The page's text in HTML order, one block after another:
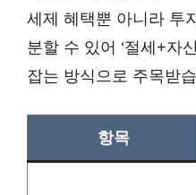
세제 혜택뿐 아니라 투
분할 수 있어 ‘절세+자
잡는 방식으로 주목받
항목